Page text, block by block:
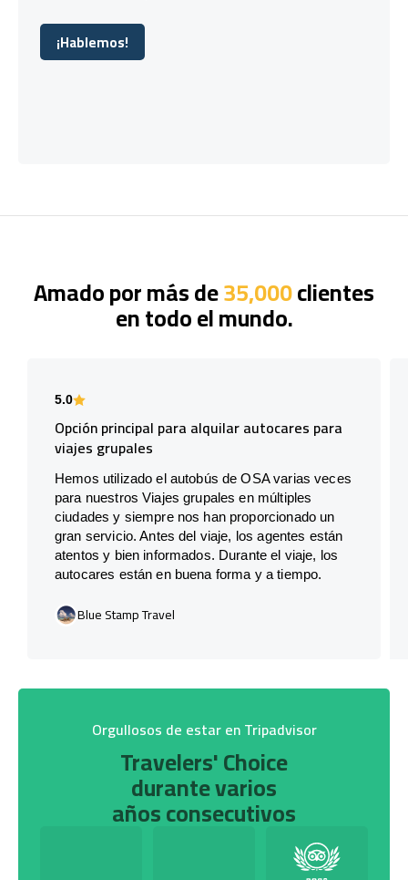
¡Hablemos!
¡Hablemos!
Amado por más de35,000clientes
en todo el mundo.
5.0
Opción principal para alquilar autocares para
viajes grupales
Hemos utilizado el autobús de OSA varias veces
para nuestros Viajes grupales en múltiples
ciudades y siempre nos han proporcionado un
gran servicio. Antes del viaje, los agentes están
atentos y bien informados. Durante el viaje, los
autocares están en buena forma y a tiempo.
Blue Stamp Travel
Orgullosos de estar en Tripadvisor
Travelers' Choice
durante varios
años consecutivos